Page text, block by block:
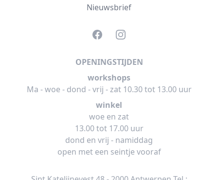
Nieuwsbrief
FacebookInstagram
OPENINGSTIJDEN
workshops
Ma - woe - dond - vrij - zat 10.30 tot 13.00 uur
winkel
woe en zat
13.00 tot 17.00 uur
dond en vrij - namiddag
open met een seintje vooraf